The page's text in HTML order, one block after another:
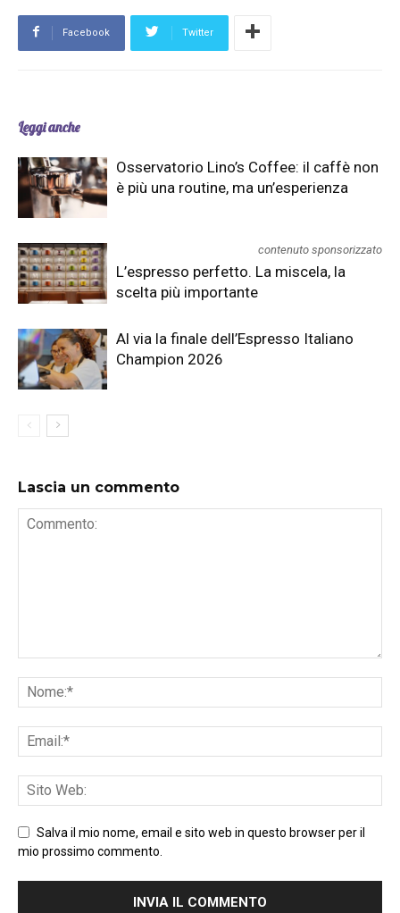
Facebook Twitter
Leggi anche
Osservatorio Lino’s Coffee: il caffè non
è più una routine, ma un’esperienza
contenuto sponsorizzato
L’espresso perfetto. La miscela, la
scelta più importante
Al via la finale dell’Espresso Italiano
Champion 2026
Lascia un commento
Salva il mio nome, email e sito web in questo browser per il
mio prossimo commento.